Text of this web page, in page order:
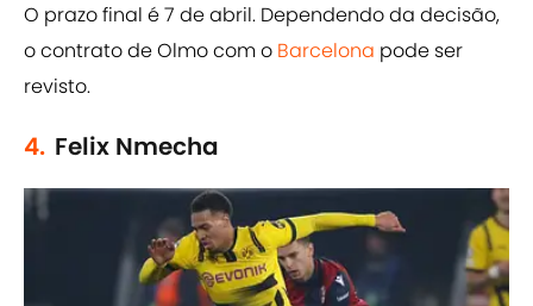
O prazo final é 7 de abril. Dependendo da decisão,
o contrato de Olmo com o Barcelona pode ser
revisto.
4. Felix Nmecha